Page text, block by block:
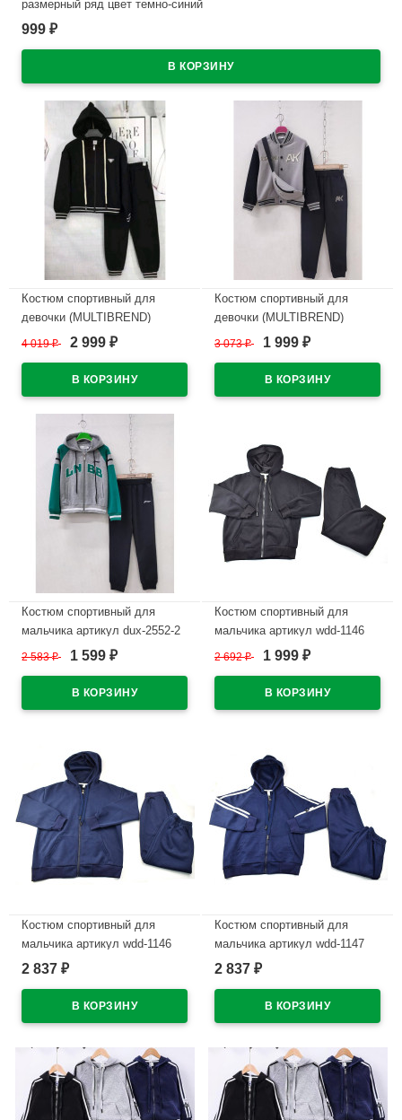
размерный ряд цвет темно-синий
В наличии
999 ₽
Костюм спортивный для
девочки (MULTIBREND)
арт.yb-90386-2 размер 32/128-
4 019₽ 2 999 ₽
Костюм спортивный для
девочки (MULTIBREND)
арт.dux-1082-1 размер 32/128-
3 073₽ 1 999 ₽
Костюм спортивный для
мальчика артикул dux-2552-2
размер 32/128-46/170 цвет
2 583₽ 1 599 ₽
Костюм спортивный для
мальчика артикул wdd-1146
размер 32/128-46/170 цвет
2 692₽ 1 999 ₽
Костюм спортивный для
мальчика артикул wdd-1146
размер 32/128-46/170 цвет
2 837 ₽
Костюм спортивный для
мальчика артикул wdd-1147
размер 32/128-46/170 цвет
2 837 ₽